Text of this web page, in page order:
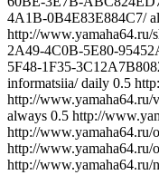
4A1B-0B4E83E884C7/
http://
2A49-4C0B-5E80-
5F48-1F35-
informatsiia/ daily 0.5
http://www.yamaha64.ru/
always 0.5 http://
http://www.yamaha64.ru/
http://www.yamaha64.ru/
http://www.yamaha64.ru/